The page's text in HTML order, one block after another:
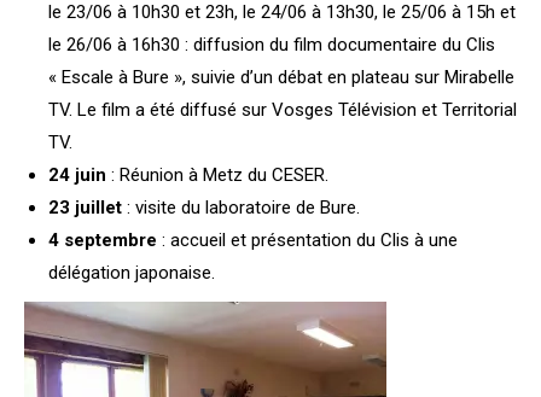
le 23/06 à 10h30 et 23h, le 24/06 à 13h30, le 25/06 à 15h et
le 26/06 à 16h30 : diffusion du film documentaire du Clis
« Escale à Bure », suivie d’un débat en plateau sur Mirabelle
TV. Le film a été diffusé sur Vosges Télévision et Territorial
TV.
24 juin : Réunion à Metz du CESER.
23 juillet : visite du laboratoire de Bure.
4 septembre : accueil et présentation du Clis à une
délégation japonaise.